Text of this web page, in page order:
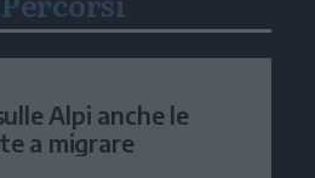
Alpi anche le
a migrare